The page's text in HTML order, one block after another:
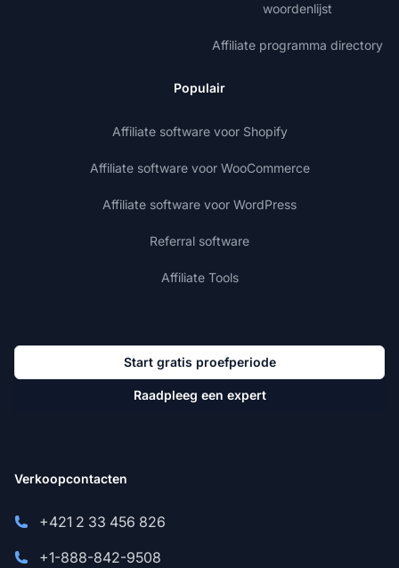
woordenlijst
Affiliate programma directory
Populair
Affiliate software voor Shopify
Affiliate software voor WooCommerce
Affiliate software voor WordPress
Referral software
Affiliate Tools
Start gratis proefperiode
Raadpleeg een expert
Verkoopcontacten
+421 2 33 456 826
+1-888-842-9508